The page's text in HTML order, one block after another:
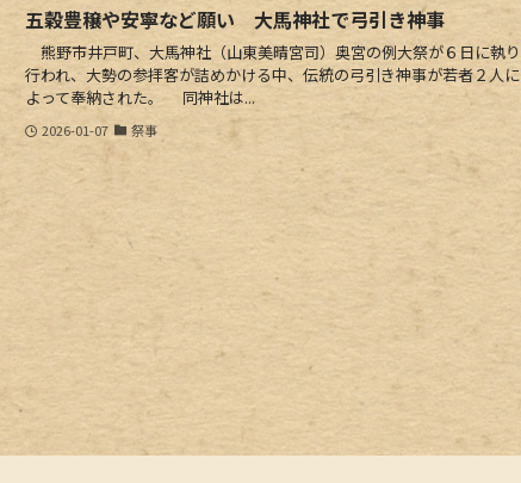
五穀豊穣や安寧など願い 大馬神社で弓引き神事
熊野市井戸町、大馬神社（山東美晴宮司）奥宮の例大祭が６日に執り
行われ、大勢の参拝客が詰めかける中、伝統の弓引き神事が若者２人に
よって奉納された。 同神社は...
2026-01-07 祭事